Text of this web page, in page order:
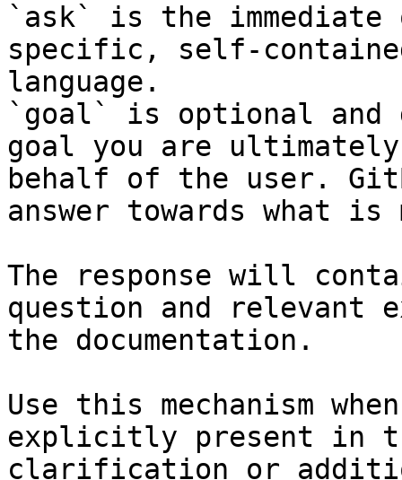
`ask` is the
specific, self-
language.
`goal` is optional and
goal you are
behalf of the user.
answer towards what
The response will
question and relevant
the documentation.
Use this mechanism
explicitly present in
clarification or